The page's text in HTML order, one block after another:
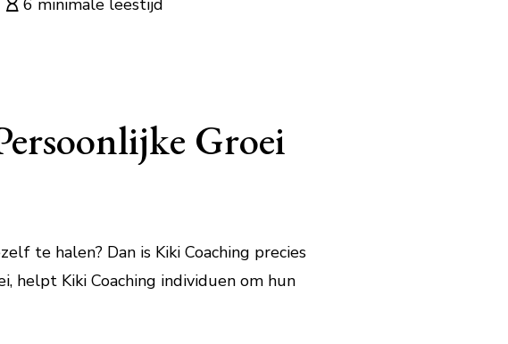
6 minimale leestijd
Groei
te halen? Dan is Kiki Coaching precies
helpt Kiki Coaching individuen om hun